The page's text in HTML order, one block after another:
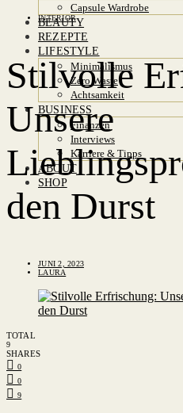
Capsule Wardrobe
BEAUTY
REZEPTE
LIFESTYLE
Minimalismus
Zero Waste
Achtsamkeit
BUSINESS
Finanzen
Interviews
Karriere & Tipps
ABOUT
SHOP
INTERIOR
Stilvolle
Unsere
den Durst
JUNI 2, 2023
LAURA
TOTAL
9
SHARES
0
0
9